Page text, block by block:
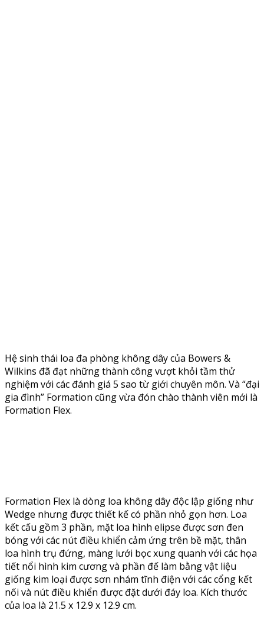
Hệ sinh thái loa đa phòng không dây của Bowers &
Wilkins đã đạt những thành công vượt khỏi tầm thử
nghiệm với các đánh giá 5 sao từ giới chuyên môn. Và “đại
gia đình” Formation cũng vừa đón chào thành viên mới là
Formation Flex.
Formation Flex là dòng loa không dây độc lập giống như
Wedge nhưng được thiết kế có phần nhỏ gọn hơn. Loa
kết cấu gồm 3 phần, mặt loa hình elipse được sơn đen
bóng với các nút điều khiển cảm ứng trên bề mặt, thân
loa hình trụ đứng, màng lưới bọc xung quanh với các họa
tiết nổi hình kim cương và phần đế làm bằng vật liệu
giống kim loại được sơn nhám tĩnh điện với các cổng kết
nối và nút điều khiển được đặt dưới đáy loa. Kích thước
của loa là 21.5 x 12.9 x 12.9 cm.